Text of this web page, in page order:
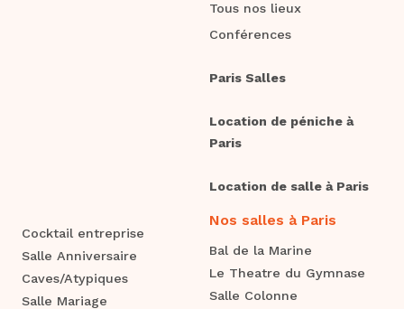
Tous nos lieux
Conférences
Paris Salles
Location de péniche à
Paris
Location de salle à Paris
Cocktail entreprise
Salle Anniversaire
Caves/Atypiques
Salle Mariage
Nos salles à Paris
Bal de la Marine
Le Theatre du Gymnase
Salle Colonne